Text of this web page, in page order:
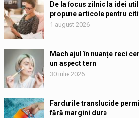
De la focus zilnic la idei
propune articole pentru
1 august 2026
Machiajul în nuanțe reci
un aspect tern
30 iulie 2026
Fardurile translucide
fără margini dure